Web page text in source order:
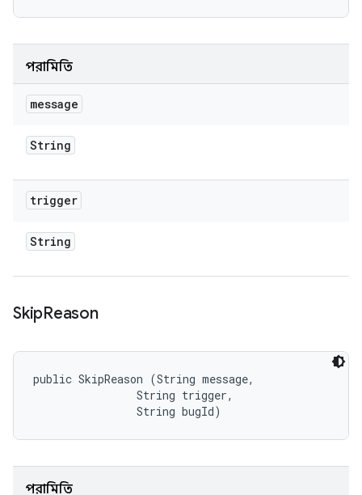
পরামিতি
message
String
trigger
String
SkipReason
public SkipReason (String message,
                String trigger,
                String bugId)
পরামিতি